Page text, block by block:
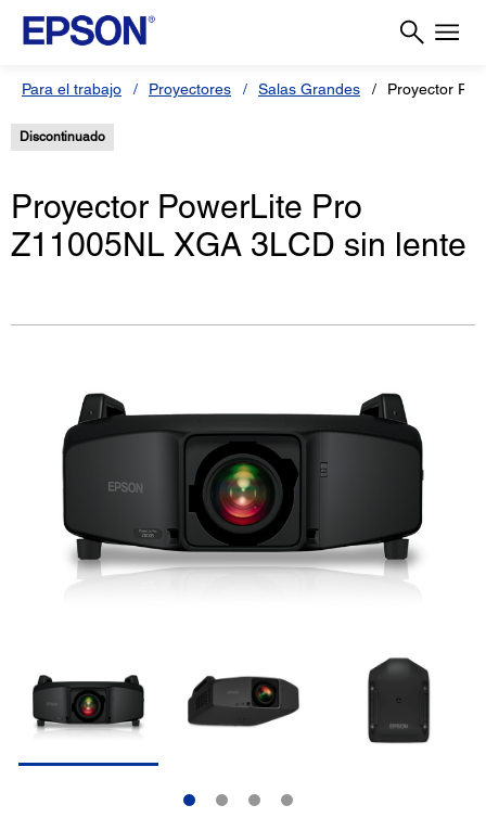
Para el trabajo Proyectores Salas Grandes Proyector
Discontinuado
Proyector PowerLite Pro
Z11005NL XGA 3LCD sin lente